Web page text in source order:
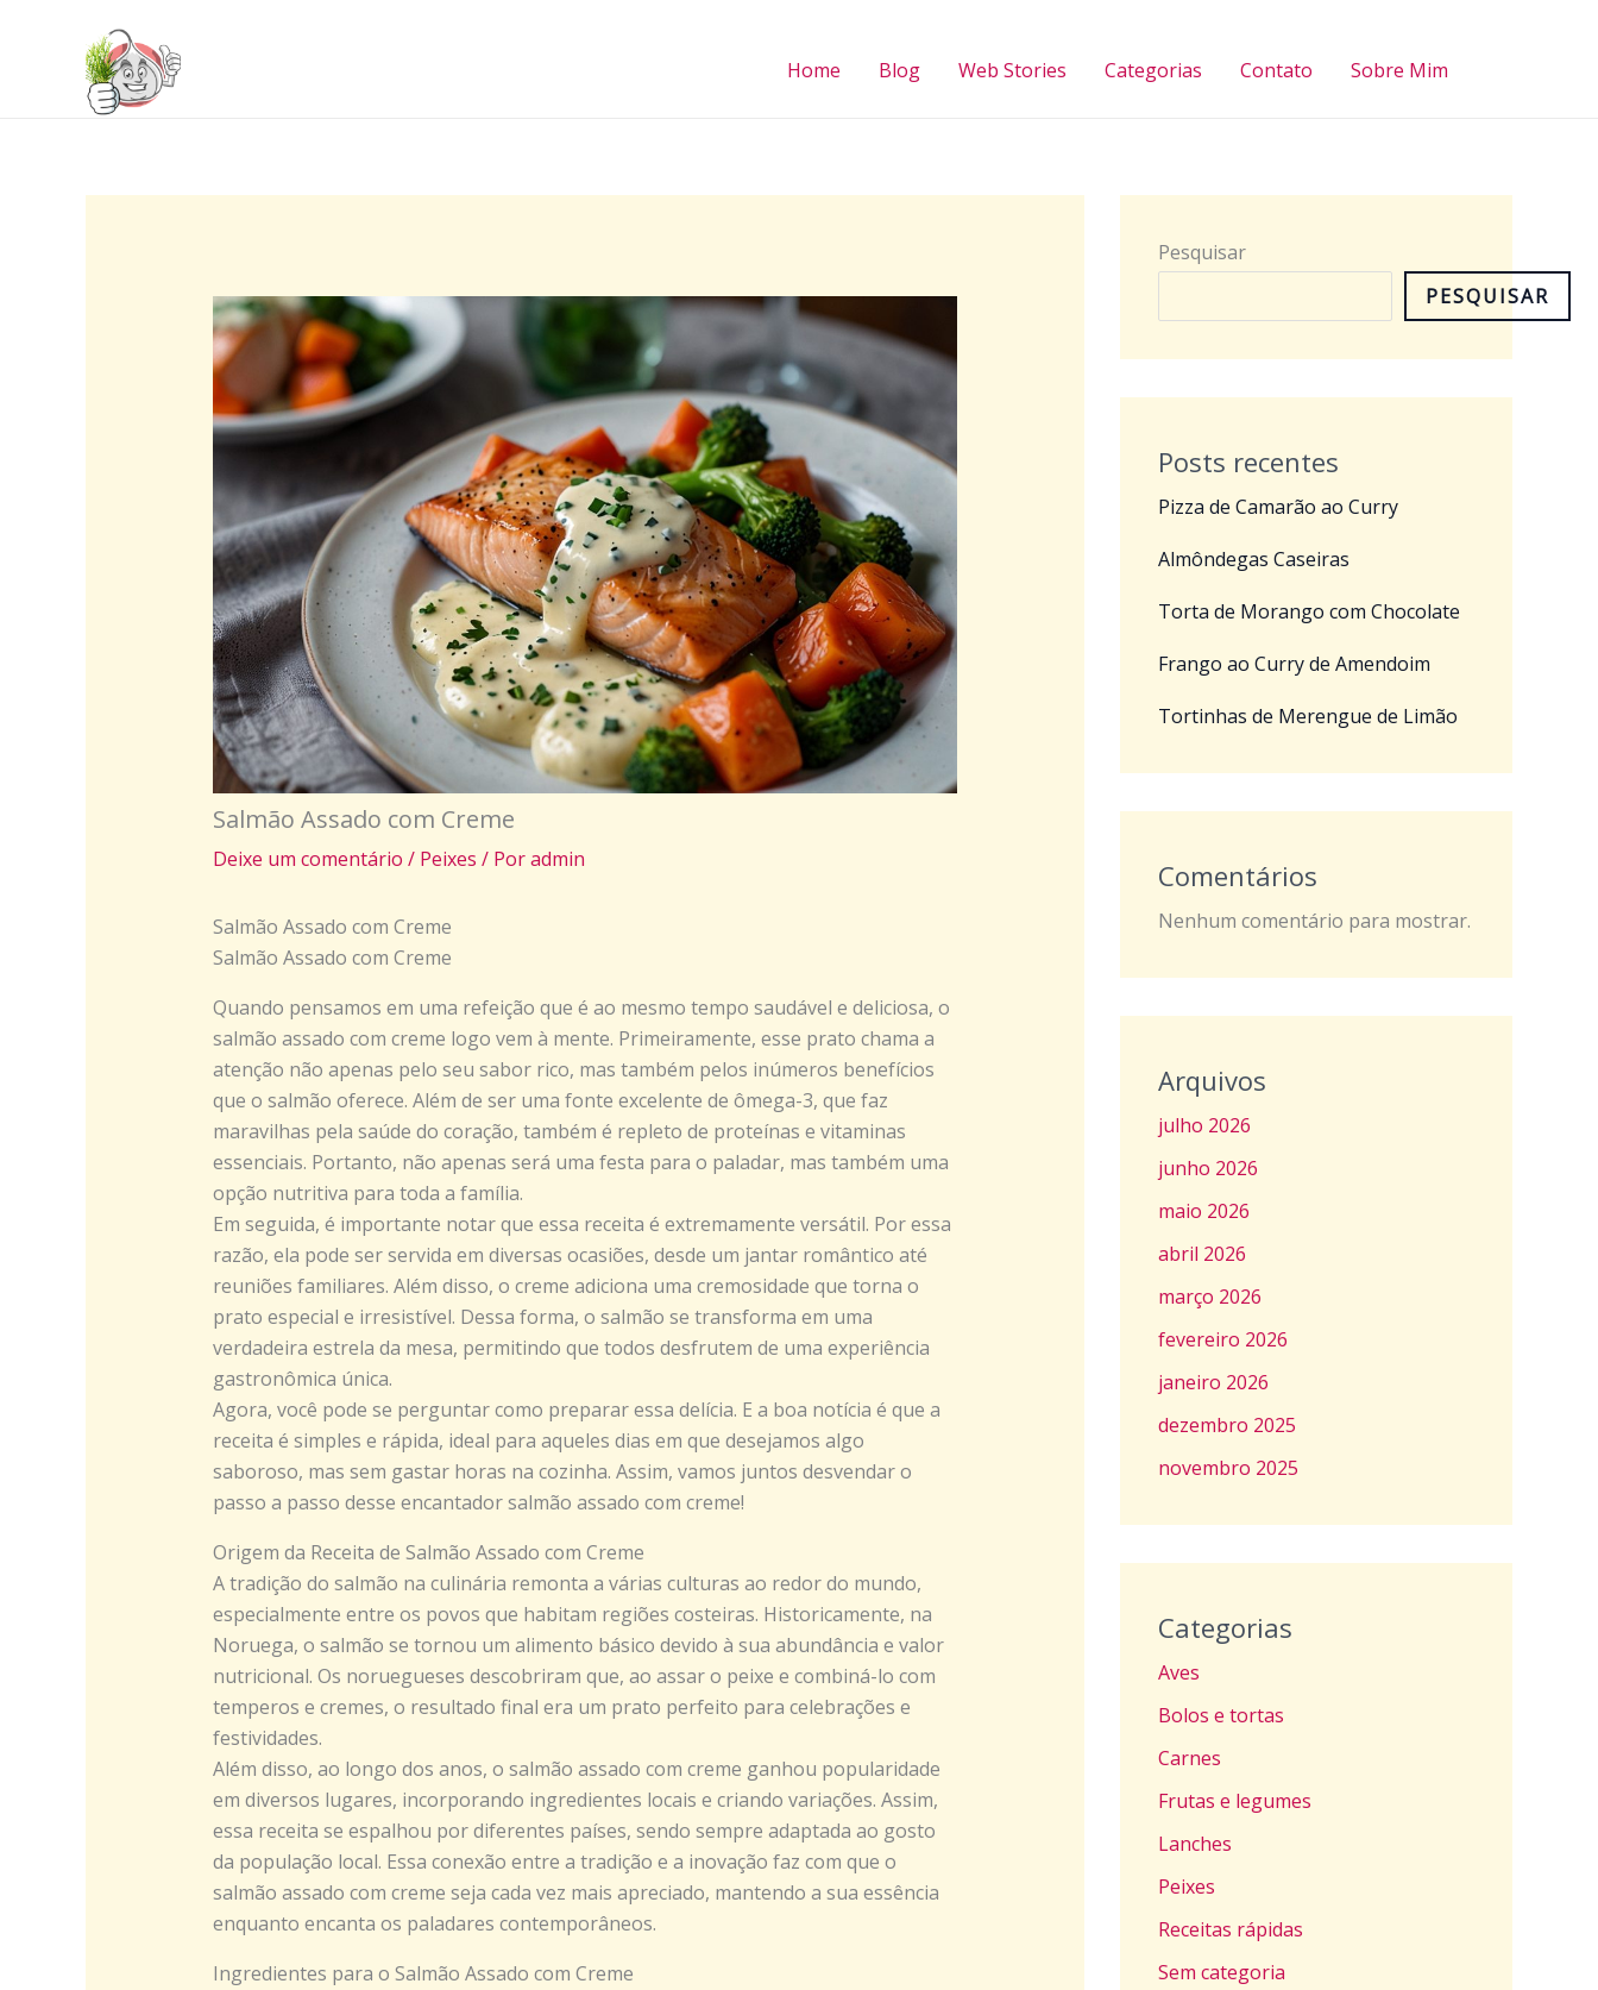
Home Blog Web Stories Categorias Contato Sobre Mim
Salmão Assado com Creme
Deixe um comentário / Peixes / Poradmin
Salmão Assado com Creme
Salmão Assado com Creme
Quando pensamos em uma refeição que é ao mesmo tempo saudável e deliciosa, o
salmão assado com creme logo vem à mente. Primeiramente, esse prato chama a
atenção não apenas pelo seu sabor rico, mas também pelos inúmeros benefícios
que o salmão oferece. Além de ser uma fonte excelente de ômega-3, que faz
maravilhas pela saúde do coração, também é repleto de proteínas e vitaminas
essenciais. Portanto, não apenas será uma festa para o paladar, mas também uma
opção nutritiva para toda a família.
Em seguida, é importante notar que essa receita é extremamente versátil. Por essa
razão, ela pode ser servida em diversas ocasiões, desde um jantar romântico até
reuniões familiares. Além disso, o creme adiciona uma cremosidade que torna o
prato especial e irresistível. Dessa forma, o salmão se transforma em uma
verdadeira estrela da mesa, permitindo que todos desfrutem de uma experiência
gastronômica única.
Agora, você pode se perguntar como preparar essa delícia. E a boa notícia é que a
receita é simples e rápida, ideal para aqueles dias em que desejamos algo
saboroso, mas sem gastar horas na cozinha. Assim, vamos juntos desvendar o
passo a passo desse encantador salmão assado com creme!
Origem da Receita de Salmão Assado com Creme
A tradição do salmão na culinária remonta a várias culturas ao redor do mundo,
especialmente entre os povos que habitam regiões costeiras. Historicamente, na
Noruega, o salmão se tornou um alimento básico devido à sua abundância e valor
nutricional. Os noruegueses descobriram que, ao assar o peixe e combiná-lo com
temperos e cremes, o resultado final era um prato perfeito para celebrações e
festividades.
Além disso, ao longo dos anos, o salmão assado com creme ganhou popularidade
em diversos lugares, incorporando ingredientes locais e criando variações. Assim,
essa receita se espalhou por diferentes países, sendo sempre adaptada ao gosto
da população local. Essa conexão entre a tradição e a inovação faz com que o
salmão assado com creme seja cada vez mais apreciado, mantendo a sua essência
enquanto encanta os paladares contemporâneos.
Ingredientes para o Salmão Assado com Creme
Pesquisar
PESQUISAR
Posts recentes
Pizza de Camarão ao Curry
Almôndegas Caseiras
Torta de Morango com Chocolate
Frango ao Curry de Amendoim
Tortinhas de Merengue de Limão
Comentários
Nenhum comentário para mostrar.
Arquivos
julho 2026
junho 2026
maio 2026
abril 2026
março 2026
fevereiro 2026
janeiro 2026
dezembro 2025
novembro 2025
Categorias
Aves
Bolos e tortas
Carnes
Frutas e legumes
Lanches
Peixes
Receitas rápidas
Sem categoria